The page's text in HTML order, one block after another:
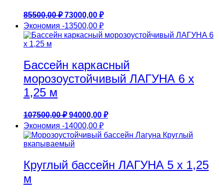
85500,00₽ Первоначальная
цена
составляла
85500,00 ₽.
73000,00 ₽Текущая
цена:
73000,00 ₽.
Экономия -13500,00 ₽
Бассейн каркасный
морозоустойчивый ЛАГУНА 6 х
1,25 м
107500,00₽ Первоначальная
цена
составляла
107500,00 ₽.
94000,00 ₽Текущая
94000,00 ₽.
Экономия -14000,00 ₽
Круглый бассейн ЛАГУНА 5 х 1,25
м